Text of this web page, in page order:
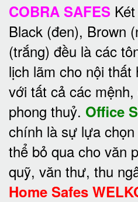
COBRA SAFES
Black (đen), Brown
(trắng) đều là các
lịch lãm cho nội
với tất cả các
phong thuỷ. Office
chính là sự lựa
thể bỏ qua cho văn
quỹ, văn thư, thu
Home Safes